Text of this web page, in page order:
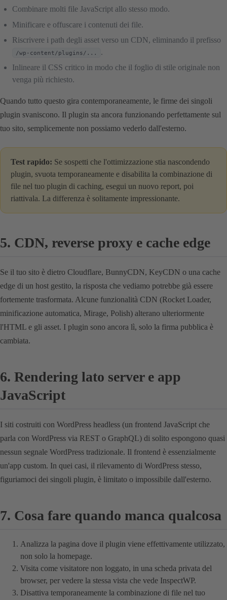
Combinare molti file JavaScript allo stesso modo.
Minificare e offuscare i contenuti dei file.
Riscrivere i path degli asset verso un CDN, eliminando il prefisso
/wp-content/plugins/...
.
Inlineare il CSS critico in modo che il foglio di stile originale non
venga più richiesto.
Quando tutto questo gira contemporaneamente, le firme dei singoli
plugin svaniscono. Il plugin sta ancora funzionando perfettamente sul
tuo sito, semplicemente non possiamo vederlo dall'esterno.
Test rapido: Se sospetti che l'ottimizzazione stia nascondendo
plugin, svuota temporaneamente e disabilita la combinazione di
file nel tuo plugin di caching, esegui un nuovo report, poi
riattivala. La differenza è solitamente impressionante.
5. CDN, reverse proxy e cache edge
Se il tuo sito è dietro Cloudflare, BunnyCDN, KeyCDN o una cache
edge di un host gestito, la risposta che vediamo potrebbe già essere
fortemente trasformata. Alcune funzionalità CDN (Rocket Loader,
minificazione automatica, Mirage, Polish) alterano ulteriormente
l'HTML e gli asset. I plugin sono ancora lì, solo la firma pubblica è
cambiata.
6. Rendering lato server e app
JavaScript
I siti costruiti con WordPress headless (un frontend JavaScript che
parla con WordPress via REST o GraphQL) di solito espongono quasi
nessun segnale WordPress tradizionale. Il frontend è essenzialmente
un'app custom. In quei casi, il rilevamento di WordPress stesso,
figuriamoci dei singoli plugin, è limitato o impossibile dall'esterno.
7. Cosa fare quando manca qualcosa
Analizza la pagina dove il plugin viene effettivamente utilizzato,
non solo la homepage.
Visita come visitatore non loggato, in una scheda privata del
browser, per vedere la stessa vista che vede InspectWP.
Disattiva temporaneamente la combinazione di file nel tuo